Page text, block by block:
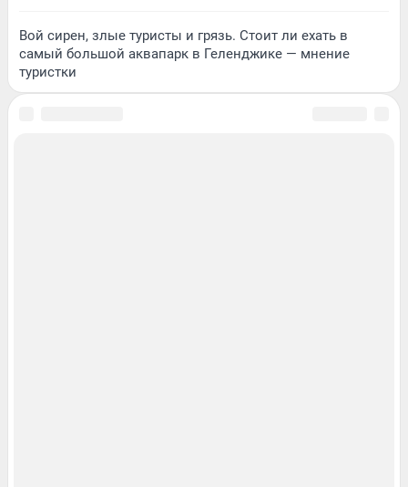
Вой сирен, злые туристы и грязь. Стоит ли ехать в
самый большой аквапарк в Геленджике — мнение
туристки